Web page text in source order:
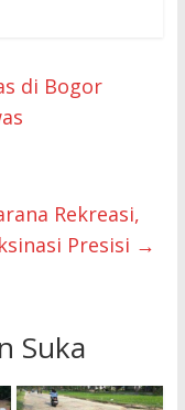
di Bogor
Rekreasi,
Presisi →
Suka